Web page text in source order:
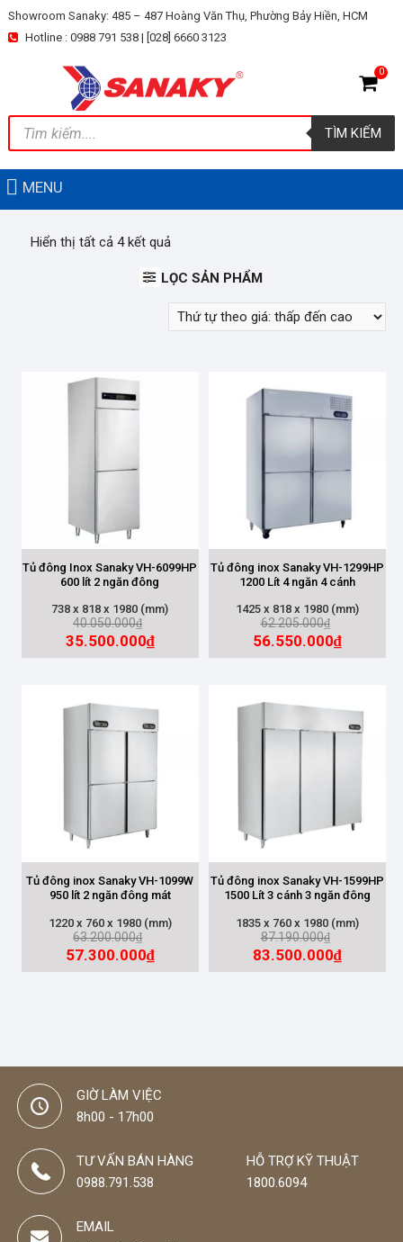
Skip
to
Showroom Sanaky: 485 – 487 Hoàng Văn Thụ, Phường Bảy Hiền, HCM
Hotline : 0988 791 538 | [028] 6660 3123
0
Tìm
kiếm
sản
TÌM KIẾM
MENU
LOẠI TỦ
1 ngăn đông
2 ngăn (Đông+Mát)
(1)
CÔNG NGHỆ INVERTER
DÀN LẠNH
4 Cánh
(2)
DUNG TÍCH
Hiển thị tất cả 4 kết quả
LỌC SẢN PHẨM
Tủ đông Inox Sanaky VH-6099HP
600 lít 2 ngăn đông
738 x 818 x 1980 (mm)
40.050.000₫
35.500.000₫
Tủ đông inox Sanaky VH-1299HP
1200 Lít 4 ngăn 4 cánh
1425 x 818 x 1980 (mm)
62.205.000₫
56.550.000₫
Tủ đông inox Sanaky VH-1099W
950 lít 2 ngăn đông mát
1220 x 760 x 1980 (mm)
63.200.000₫
57.300.000₫
Tủ đông inox Sanaky VH-1599HP
1500 Lít 3 cánh 3 ngăn đông
1835 x 760 x 1980 (mm)
87.190.000₫
83.500.000₫
GIỜ LÀM VIỆC
8h00 - 17h00
TƯ VẤN BÁN HÀNG
0988.791.538
HỖ TRỢ KỸ THUẬT
1800.6094
EMAIL